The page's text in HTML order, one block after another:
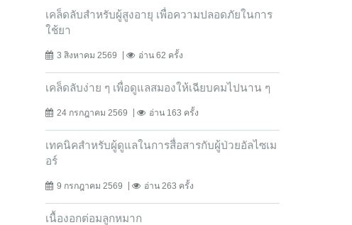
เคล็ดลับสำหรับผู้สูงอายุ เพื่อความปลอดภัยในการ
ใช้ยา
3 สิงหาคม 2569 อ่าน 62 ครั้ง
เคล็ดลับง่าย ๆ เพื่อดูแลสมองให้เฉียบคมไปนาน ๆ
24 กรกฎาคม 2569 อ่าน 163 ครั้ง
เทคนิคสำหรับผู้ดูแลในการสื่อสารกับผู้ป่วยอัลไซเม
อร์
9 กรกฎาคม 2569 อ่าน 263 ครั้ง
เนื้องอกต่อมลูกหมาก